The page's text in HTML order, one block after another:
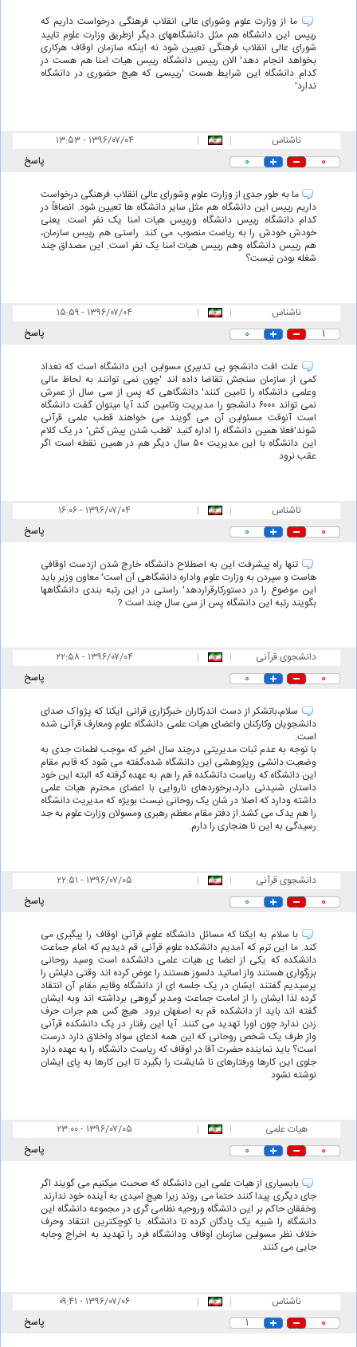
ما از وزارت علوم وشورای عالی انقلاب فرهنگی درخواست داریم که
رییس این دانشگاه هم مثل دانشگاههای دیگر ازطریق وزارت علوم تایید
شورای عالی انقلاب فرهنگی تعیین شود نه اینکه سازمان اوقاف هرکاری
بخواهد انجام دهد' الان رییس دانشگاه رییس هیات امنا هم هست در
کدام دانشگاه این شرایط هست 'رییسی که هیچ حضوری در دانشگاه
ندارد'
ناشناس |
| ۱۳:۵۳ - ۱۳۹۶/۰۷/۰۴
۰ ۰ پاسخ
ما به طور جدی از وزارت علوم وشورای عالی انقلاب فرهنگی درخواست
داریم رییس این دانشگاه هم مثل سایر دانشگاه ها تعیین شود. انصافاً در
کدام دانشگاه رییس دانشگاه ورییس هیات امنا یک نفر است. یعنی
خودش خودش را به ریاست منصوب می کند. راستی هم رییس سازمان،
هم رییس دانشگاه وهم رییس هیات امنا یک نفر است. این مصداق چند
شغله بودن نیست؟
ناشناس |
| ۱۵:۵۹ - ۱۳۹۶/۰۷/۰۴
۱ ۰ پاسخ
علت افت دانشجو بی تدبیری مسولین این دانشگاه است که تعداد
کمی از سازمان سنجش تقاضا داده اند 'چون نمی توانند به لحاظ مالی
وعلمی دانشگاه را تامین کنند' دانشگاهی که پس از سی سال از عمرش
نمی تواند ۶۰۰۰ دانشجو را مدیریت وتامین کند آیا میتوان گفت دانشگاه
است آنوقت مسئولین آن می گویند می خواهند قطب علمی قرآنی
شوند'فعلا همین دانشگاه را اداره کنید 'قطب شدن پیش کش' در یک کلام
این دانشگاه با این مدیریت ۵۰ سال دیگر هم در همین نقطه است اگر
عقب نرود
ناشناس |
| ۱۶:۰۶ - ۱۳۹۶/۰۷/۰۴
۰ ۰ پاسخ
تنها راه پیشرفت این به اصطلاح دانشگاه خارج شدن ازدست اوقافی
هاست و سپردن به وزارت علوم واداره دانشگاهی آن است' معاون وزیر باید
این موضوع را در دستورکارقراردهد' راستی در این رتبه بندی دانشگاهها
بگویند رتبه این دانشگاه پس از سی سال چند است ?
دانشجوی قرآنی |
| ۲۲:۵۸ - ۱۳۹۶/۰۷/۰۴
۰ ۰ پاسخ
سلام،باتشکر از دست اندرکاران خبرگزاری قرانی ایکنا که پژواک صدای
دانشجویان وکارکنان واعضای هیات علمی دانشگاه علوم ومعارف قرآنی شده
است.
با توجه به عدم ثبات مدیریتی درچند سال اخیر که موجب لطمات جدی به
وضعیت دانشی وپژوهشی این دانشگاه شده،گفته می شود که قایم مقام
این دانشگاه که ریاست دانشکده قم را هم به عهده گرفته که البته این خود
داستان شنیدنی دارد،برخوردهای ناروایی با اعضای محترم هیات علمی
داشته ودارد که اصلا در شان یک روحانی نیست بویژه که مدیریت دانشگاه
را هم یدک می کشد.از دفتر مقام معظم رهبری ومسولان وزارت علوم به جد
رسیدگی به این نا هنجاری را دارم.
دانشجوی قرآنی |
| ۲۲:۵۱ - ۱۳۹۶/۰۷/۰۵
۰ ۰ پاسخ
با سلام به ایکنا که مسائل دانشگاه علوم قرآنی اوقاف را پیگیری می
کند. ما این ترم که آمدیم دانشکده علوم قرآنی قم دیدیم که امام جماعت
دانشکده که یکی از اعضا ی هیات علمی دانشکده است وسید روحانی
بزرگواری هستند واز اساتید دلسوز هستند را عوض کرده اند وقتی دلیلش را
پرسیدیم گفتند ایشان در یک جلسه ای از دانشگاه وقایم مقام آن انتقاد
کرده لذا ایشان را از امامت جماعت ومدیر گروهی برداشته اند وبه ایشان
گفته اند باید از دانشکده قم به اصفهان برود. هیچ کس هم جرات حرف
زدن ندارد چون اورا تهدید می کنند. آیا این رفتار در یک دانشکده قرآنی
واز طرف یک شخص روحانی که این همه ادعای سواد واخلاق دارد درست
است؟ باید نماینده حضرت آقا در اوقاف که ریاست دانشگاه را به عهده دارد
جلوی این کارها ورفتارهای نا شایشت را بگیرد تا این کارها به پای ایشان
نوشته نشود
هیات علمی |
| ۲۳:۰۰ - ۱۳۹۶/۰۷/۰۵
۰ ۰ پاسخ
بابسیاری از هیات علمی این دانشگاه که صحبت میکنیم می گویند اگر
جای دیگری پیدا کنند حتما می روند زیرا هیچ امیدی به آینده خود ندارند.
وخفقان حاکم بر این دانشگاه وروحیه نظامی گری در مجموعه دانشگاه این
دانشگاه را شبیه یک پادگان کرده تا دانشگاه. با کوچکترین انتقاد وحرف
خلاف نظر مسولین سازمان اوقاف ودانشگاه فرد را تهدید به اخراج وجابه
جایی می کنند.
ناشناس |
| ۰۹:۴۱ - ۱۳۹۶/۰۷/۰۶
۰ ۱ پاسخ